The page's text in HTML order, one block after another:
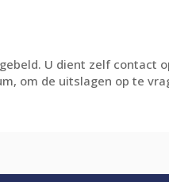
U dient zelf contact
om de uitslagen op te